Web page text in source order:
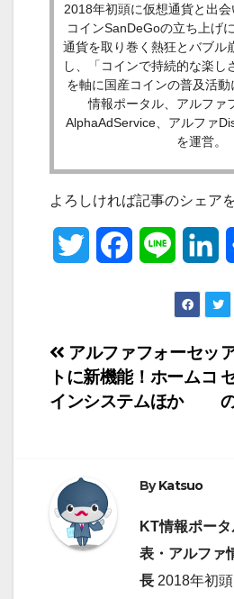
2018年初頭に仮想通貨と出
コインSanDeGoの立ち上げ
通貨を取り巻く熱狂とバブル
し、「コインで持続的な楽し
を軸に国産コインの普及活
情報ポータル、アルファ
AlphaAdService、アルファ
を運営。
よろしければ記事のシェア
t
t
e
b
n
e
n
k
e
投
稿
ゲ
ー
アルファフォーセッ
トに新機能！ホームコ
インシステムほか
ByKatsuo
KT情報ポー
表・アルファ
長 2018年初